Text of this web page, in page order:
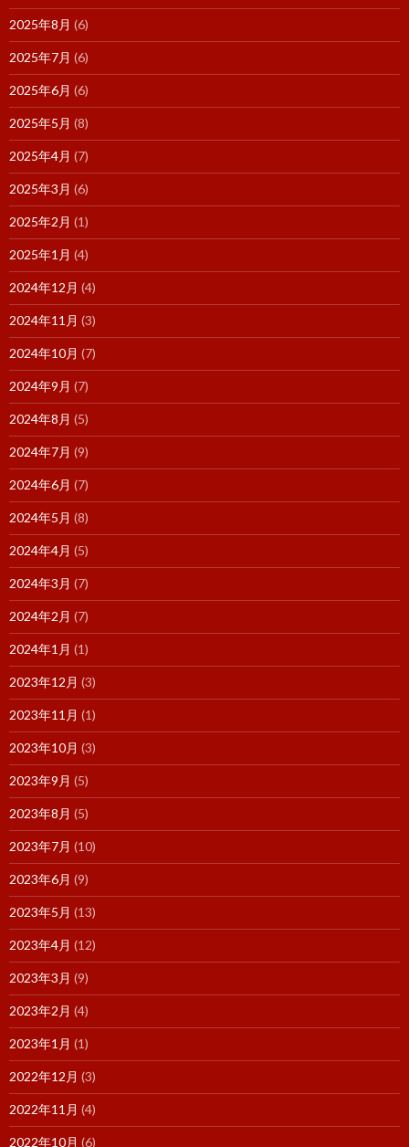
2025年8月 (6)
2025年7月 (6)
2025年6月 (6)
2025年5月 (8)
2025年4月 (7)
2025年3月 (6)
2025年2月 (1)
2025年1月 (4)
2024年12月 (4)
2024年11月 (3)
2024年10月 (7)
2024年9月 (7)
2024年8月 (5)
2024年7月 (9)
2024年6月 (7)
2024年5月 (8)
2024年4月 (5)
2024年3月 (7)
2024年2月 (7)
2024年1月 (1)
2023年12月 (3)
2023年11月 (1)
2023年10月 (3)
2023年9月 (5)
2023年8月 (5)
2023年7月 (10)
2023年6月 (9)
2023年5月 (13)
2023年4月 (12)
2023年3月 (9)
2023年2月 (4)
2023年1月 (1)
2022年12月 (3)
2022年11月 (4)
2022年10月 (6)